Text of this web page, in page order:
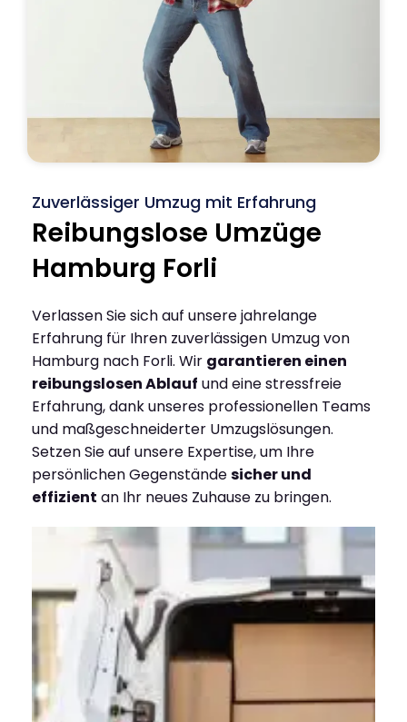
Zuverlässiger Umzug mit Erfahrung
Reibungslose Umzüge
Hamburg Forli
Verlassen Sie sich auf unsere jahrelange
Erfahrung für Ihren zuverlässigen Umzug von
Hamburg nach Forli. Wir garantieren einen
reibungslosen Ablauf und eine stressfreie
Erfahrung, dank unseres professionellen Teams
und maßgeschneiderter Umzugslösungen.
Setzen Sie auf unsere Expertise, um Ihre
persönlichen Gegenständesicher und
effizient an Ihr neues Zuhause zu bringen.